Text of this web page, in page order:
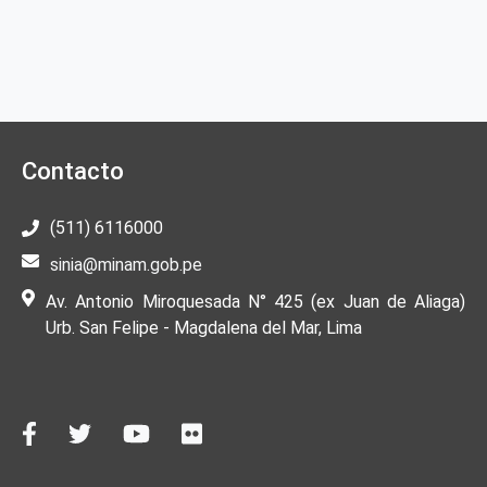
Contacto
(511) 6116000
sinia@minam.gob.pe
Av. Antonio Miroquesada N° 425 (ex Juan de Aliaga)
Urb. San Felipe - Magdalena del Mar, Lima